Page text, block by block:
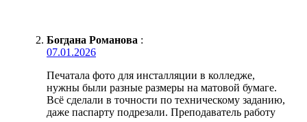
Богдана Романова :
07.01.2026
Печатала фото для инсталляции в колледже,
нужны были разные размеры на матовой бумаге.
Всё сделали в точности по техническому заданию,
даже паспарту подрезали. Преподаватель работу